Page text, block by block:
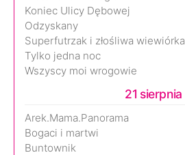
Koniec Ulicy Dębowej
Odzyskany
Superfutrzak i złośliwa wiewiórka
Tylko jedna noc
Wszyscy moi wrogowie
21 sierpnia
Arek.Mama.Panorama
Bogaci i martwi
Buntownik